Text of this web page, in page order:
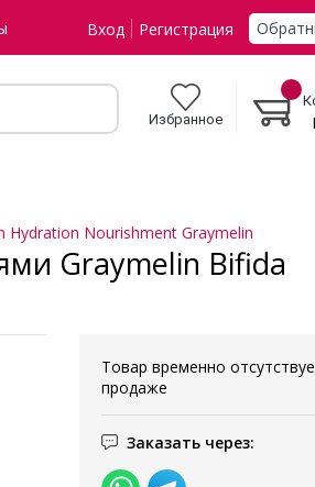
Вход Регистрация
Избранное
Nourishment Graymelin
Graymelin Bifida
Товар временно
продаже
Заказать через: